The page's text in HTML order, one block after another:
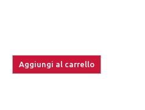
Aggiungi al carrello